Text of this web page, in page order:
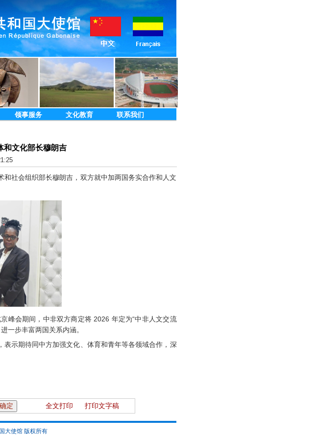
领事服务 文化教育 联系我们
和文化部长穆朗吉
社会组织部长穆朗吉，双方就中加两国务实合作和人文
峰会期间，中非双方商定将 2026 年定为“中非人文交流
一步丰富两国关系内涵。
表示期待同中方加强文化、体育和青年等各领域合作，深
全文打印 打印文字稿
大使馆 版权所有